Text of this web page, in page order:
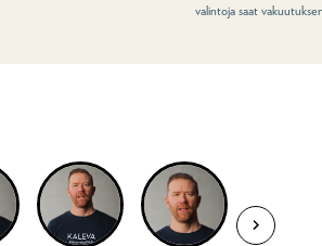
valintoja saat